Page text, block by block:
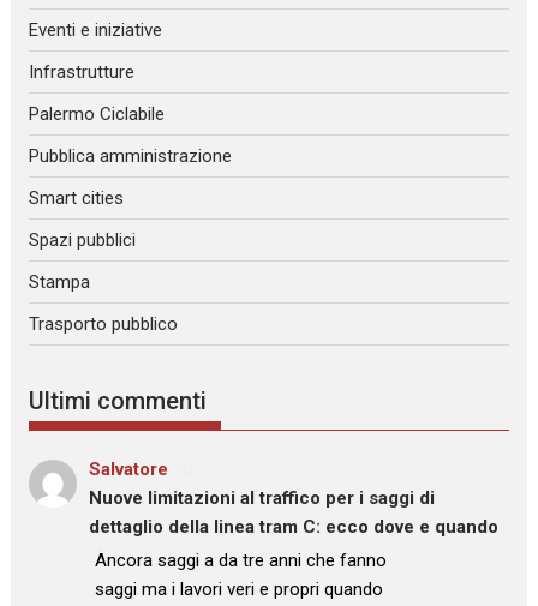
Eventi e iniziative
Infrastrutture
Palermo Ciclabile
Pubblica amministrazione
Smart cities
Spazi pubblici
Stampa
Trasporto pubblico
Ultimi commenti
Salvatore
Nuove limitazioni al traffico per i saggi di
dettaglio della linea tram C: ecco dove e quando
: “
Ancora saggi a da tre anni che fanno
saggi ma i lavori veri e propri quando